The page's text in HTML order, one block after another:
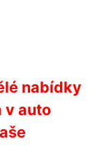
nabídky
v auto